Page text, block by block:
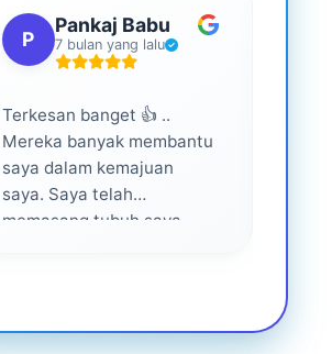
P
Pankaj Babu
7 bulan yang lalu
Terkesan banget 👍 ..
Mereka banyak membantu
saya dalam kemajuan
saya. Saya telah
memasang tubuh saya
dari mereka 💕